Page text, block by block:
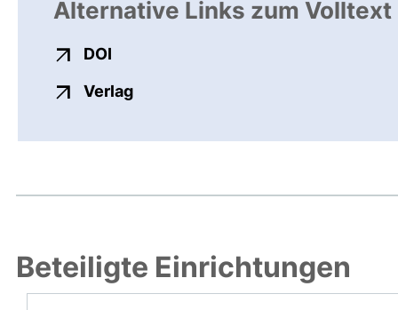
Alternative Links zum Volltext
DOI
Verlagexterner Link, öffnet neues
Beteiligte Einrichtungen